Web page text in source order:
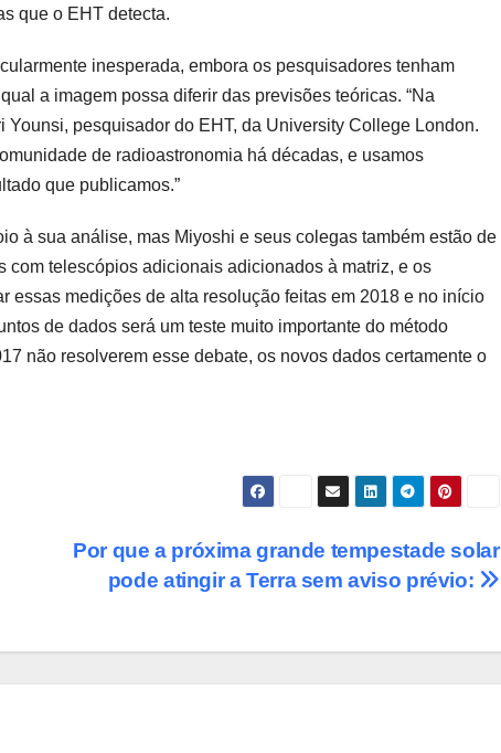
que o EHT detecta.
inesperada, embora os pesquisadores tenham
a imagem possa diferir das previsões teóricas. “Na
pesquisador do EHT, da University College London.
de radioastronomia há décadas, e usamos
que publicamos.”
à sua análise, mas Miyoshi e seus colegas também estão de
telescópios adicionais adicionados à matriz, e os
essas medições de alta resolução feitas em 2018 e no início
de dados será um teste muito importante do método
não resolverem esse debate, os novos dados certamente o
Por que a próxima grande tempestade solar
pode atingir a Terra sem aviso prévio: